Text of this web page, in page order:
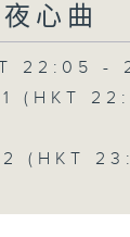
心曲
22:05 -
1 (HKT
2 (HKT